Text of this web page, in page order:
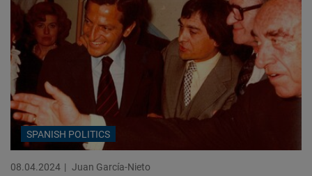
SPANISH POLITICS
08.04.2024 Juan García-Nieto